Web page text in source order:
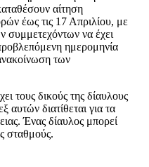
αίτηση
έως τις 17 Απριλίου, με
συμμετεχόντων να έχει
ημερομηνία
των
τους δικούς της δίαυλους
αυτών διατίθεται για τα
Ένας δίαυλος μπορεί
σταθμούς.